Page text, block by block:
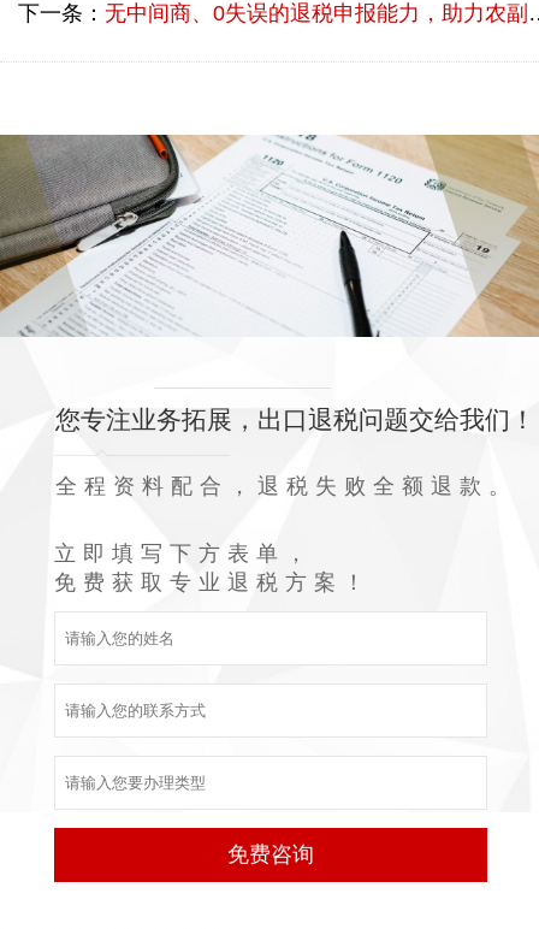
下一条： 无中间商、0失误的退税申报能力，助力农副产品出口退税成功
您专注业务拓展，出口退税问题交给我们！
全程资料配合，退税失败全额退款。
立即填写下方表单，
免费获取专业退税方案！